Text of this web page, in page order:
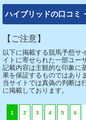
ハイブリッドの口コミ
【ご注意】
以下に掲載する競馬予想サ
イトに寄せられた一部ユー
記載内容は主観的な印象に
果を保証するものではあり
当サイトでは真偽の判断は
に掲載しております。
1 2 3 4 5 6